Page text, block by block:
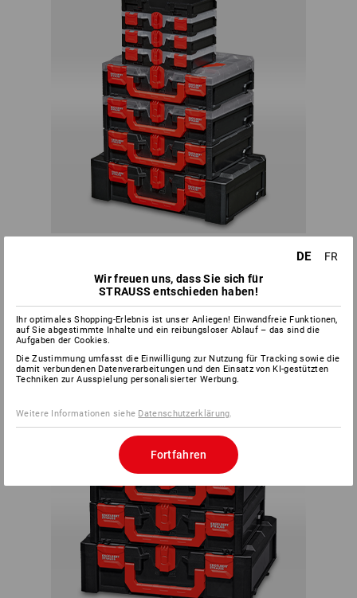
beliebigen STRAUSSbox verbinden. Der Kreativität und
individuellen Bedürfnissen sind dabei so gut wie keine
Grenzen gesetzt.
PASST
IMMER
DE
FR
Wir freuen uns, dass Sie sich für
STRAUSS entschieden haben!
Ihr optimales Shopping-Erlebnis ist unser Anliegen! Einwandfreie Funktionen,
auf Sie abgestimmte Inhalte und ein reibungsloser Ablauf – das sind die
Aufgaben der Cookies.
Die Zustimmung umfasst die Einwilligung zur Nutzung für Tracking sowie die
damit verbundenen Datenverarbeitungen und den Einsatz von KI-gestützten
Techniken zur Ausspielung personalisierter Werbung.
Weitere Informationen siehe Datenschutzerklärung.
Fortfahren